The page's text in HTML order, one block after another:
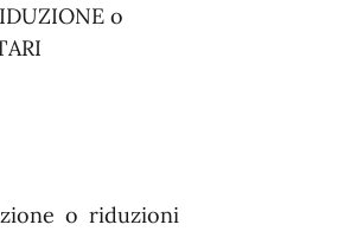
o
o riduzioni